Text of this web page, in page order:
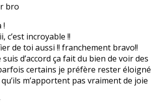
bro
!
c’est incroyable !!
de toi aussi !! franchement bravo!!
d’accord ça fait du bien de voir des
certains je préfère rester éloigné
qu’ils m’apportent pas vraiment de joie